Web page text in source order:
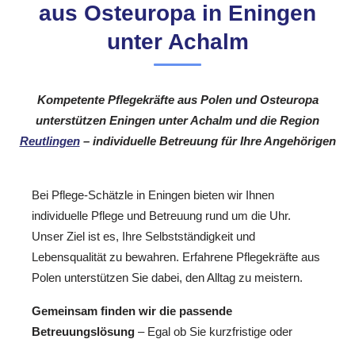
aus Osteuropa in Eningen
unter Achalm
Kompetente Pflegekräfte aus Polen und Osteuropa
unterstützen Eningen unter Achalm und die Region
Reutlingen– individuelle Betreuung für Ihre Angehörigen
Bei Pflege-Schätzle in Eningen bieten wir Ihnen
individuelle Pflege und Betreuung rund um die Uhr.
Unser Ziel ist es, Ihre Selbstständigkeit und
Lebensqualität zu bewahren. Erfahrene Pflegekräfte aus
Polen unterstützen Sie dabei, den Alltag zu meistern.
Gemeinsam finden wir die passende
Betreuungslösung – Egal ob Sie kurzfristige oder